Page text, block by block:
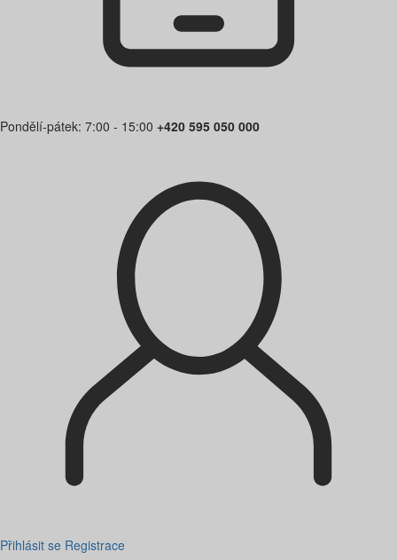
Pondělí-pátek: 7:00 - 15:00 +420 595 050 000
Přihlásit se Registrace